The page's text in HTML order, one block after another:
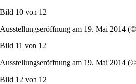
Bild 10 von 12
Ausstellungseröffnung am 19. Mai 2014
Bild 11 von 12
Ausstellungseröffnung am 19. Mai 2014
Bild 12 von 12